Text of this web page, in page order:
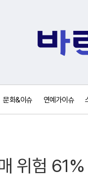
문화&이슈 연예가이슈
위험